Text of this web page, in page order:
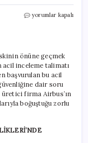
Yolcu
havayolları
mercek
altında
için
yorumlar kapalı
önüne geçmek
acil inceleme talimatı
başvurulan bu acil
dair soru
firma Airbus’ın
boğuştuğu zorlu